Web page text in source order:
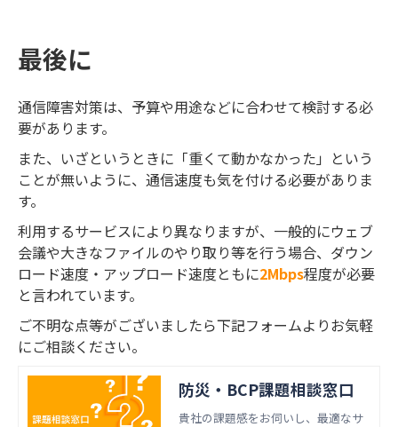
最後に
通信障害対策は、予算や用途などに合わせて検討する必
要があります。
また、いざというときに「重くて動かなかった」という
ことが無いように、通信速度も気を付ける必要がありま
す。
利用するサービスにより異なりますが、一般的にウェブ
会議や大きなファイルのやり取り等を行う場合、ダウン
ロード速度・アップロード速度ともに2Mbps程度が必要
と言われています。
ご不明な点等がございましたら下記フォームよりお気軽
にご相談ください。
防災・BCP課題相談窓口
貴社の課題感をお伺いし、最適なサ